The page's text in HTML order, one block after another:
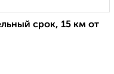
срок, 15 км от